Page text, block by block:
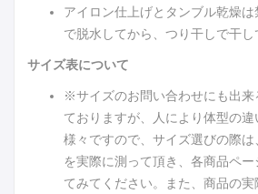
アイロン仕上げとタンブル乾燥
で脱水してから、つり干しで干し
サイズ表について
※サイズのお問い合わせにも出来
ておりますが、人により体型の
様々ですので、サイズ選びの際
を実際に測って頂き、各商品ペ
てみてください。また、商品の実